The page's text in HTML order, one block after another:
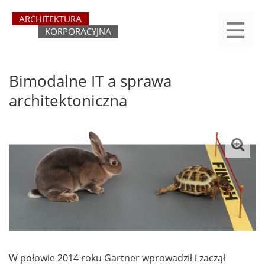
yasne
main
Bimodalne IT a sprawa
architektoniczna
W połowie 2014 roku Gartner wprowadził i zaczął